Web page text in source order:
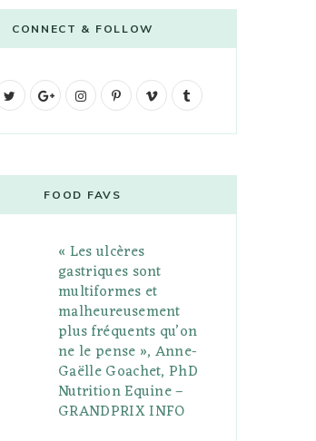
CONNECT & FOLLOW
t
G
g
l
e
P
u
s
I
t
a
g
r
a
P
e
r
e
s
V
o
l
FOOD FAVS
« Les ulcères
gastriques sont
multiformes et
malheureusement
plus fréquents qu’on
ne le pense », Anne-
Gaëlle Goachet, PhD
Nutrition Equine –
GRANDPRIX INFO